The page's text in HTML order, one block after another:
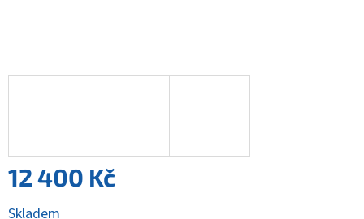
12 400 Kč
Skladem